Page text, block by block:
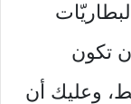
تكون
وعليك أن